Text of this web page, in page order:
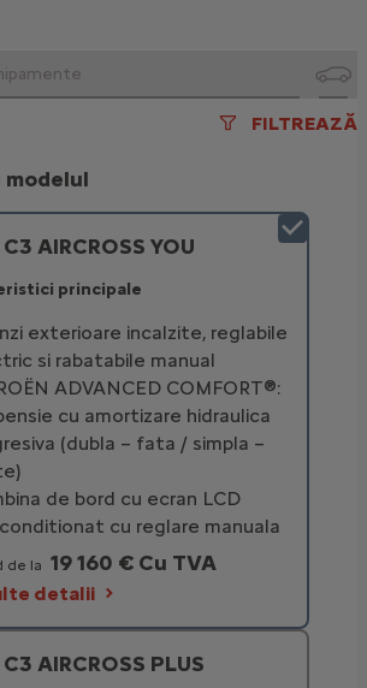
FILTREAZĂ
modelul
AIRCROSS YOU
principale
exterioare incalzite, reglabile
si rabatabile manual
ADVANCED COMFORT®:
cu amortizare hidraulica
(dubla – fata / simpla –
de bord cu ecran LCD
cu reglare manuala
de la 19 160 € Cu TVA
detalii
AIRCROSS PLUS